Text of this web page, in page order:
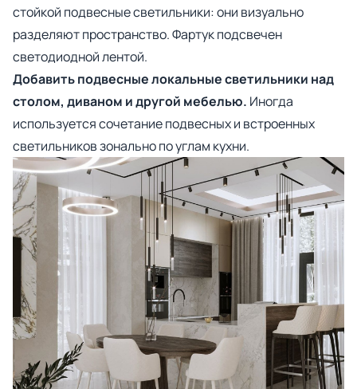
стойкой подвесные светильники: они визуально
разделяют пространство. Фартук подсвечен
светодиодной лентой.
Добавить подвесные локальные светильники над
столом, диваном и другой мебелью. Иногда
используется сочетание подвесных и встроенных
светильников зонально по углам кухни.